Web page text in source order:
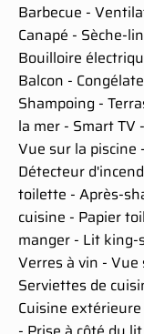
Barbecue -
Canapé - Sèche-
Bouilloire
Balcon -
Shampoing -
la mer - Smart TV
Vue sur la piscine
Détecteur
toilette - Après-
cuisine - Papier
manger - Lit king-
Verres à vin -
Serviettes de
Cuisine